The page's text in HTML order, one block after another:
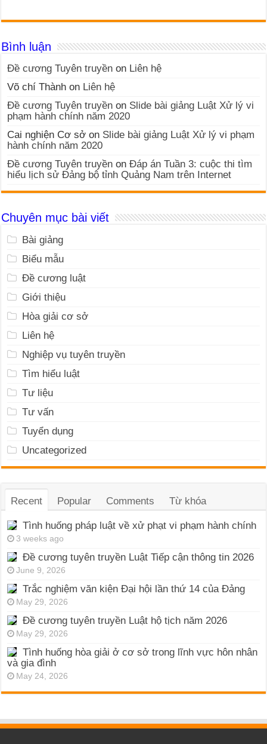
Bình luận
Đề cương Tuyên truyền on Liên hệ
Võ chí Thành on Liên hệ
Đề cương Tuyên truyền on Slide bài giảng Luật Xử lý vi
phạm hành chính năm 2020
Cai nghiện Cơ sở on Slide bài giảng Luật Xử lý vi phạm
hành chính năm 2020
Đề cương Tuyên truyền onĐáp án Tuần 3: cuộc thi tìm
hiểu lịch sử Đảng bộ tỉnh Quảng Nam trên Internet
Chuyên mục bài viết
Bài giảng
Biểu mẫu
Đề cương luật
Giới thiệu
Hòa giải cơ sở
Liên hệ
Nghiệp vụ tuyên truyền
Tìm hiểu luật
Tư liệu
Tư vấn
Tuyển dụng
Uncategorized
Recent Popular Comments Từ khóa
Tình huống pháp luật về xử phạt vi phạm hành chính
3 weeks ago
Đề cương tuyên truyền Luật Tiếp cận thông tin 2026
June 9, 2026
Trắc nghiệm văn kiện Đại hội lần thứ 14 của Đảng
May 29, 2026
Đề cương tuyên truyền Luật hộ tịch năm 2026
May 29, 2026
Tình huống hòa giải ở cơ sở trong lĩnh vực hôn nhân
và gia đình
May 24, 2026